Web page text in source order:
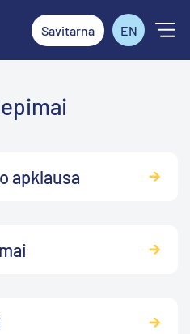
Savitarna EN
apklausa